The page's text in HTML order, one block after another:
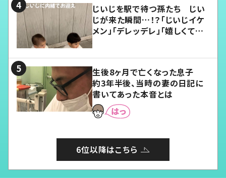
じいじを駅で待つ孫たち じい
じが来た瞬間…！？「じいじイケ
メン」「デレッデレ」「嬉しくて可
生後8ヶ月で亡くなった息子
約3年半後、当時の妻の日記に
書いてあった本音とは
6位以降はこちら